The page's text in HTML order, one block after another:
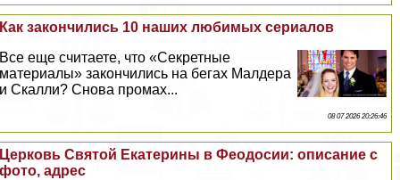
Как закончились 10 наших любимых сериалов
Все еще считаете, что «Секретные
материалы» закончились на бегах Малдера
и Скалли? Снова промах...
08 07 2026 20:26:46
Церковь Святой Екатерины в Феодосии: описание с
фото, адрес